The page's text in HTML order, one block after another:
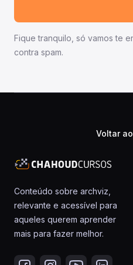
Fique tranquilo, só vamos te
contra spam.
Conteúdo sobre archviz,
relevante e acessível para
aqueles querem aprender
mais para fazer melhor.
Voltar